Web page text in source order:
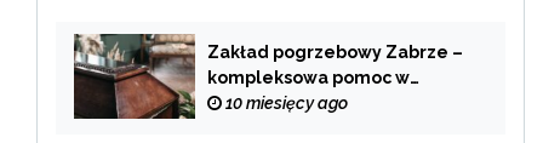
Zakład pogrzebowy Zabrze –
kompleksowa pomoc w
trudnych chwilach
10 miesięcy ago